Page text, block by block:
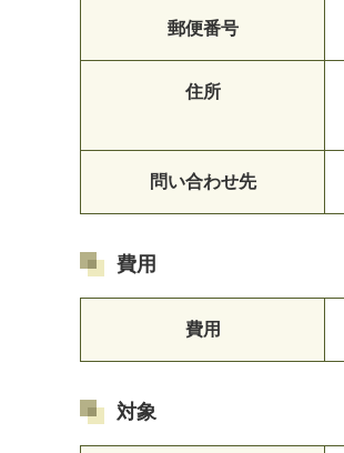
郵便番号
住所
問い合わせ先
費用
費用
対象